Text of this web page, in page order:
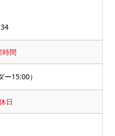
時間
15:00）
日